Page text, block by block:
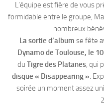
L’équipe est fière de vous
formidable entre le groupe,
nombreux
La sortie d’album se fête
Dynamo de Toulouse, le
du Tigre des Platanes, qui
disque « Disappearing ».
soirée un moment assez